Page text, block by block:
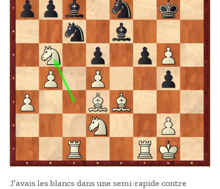
J’avais les blancs dans une semi-rapide contre